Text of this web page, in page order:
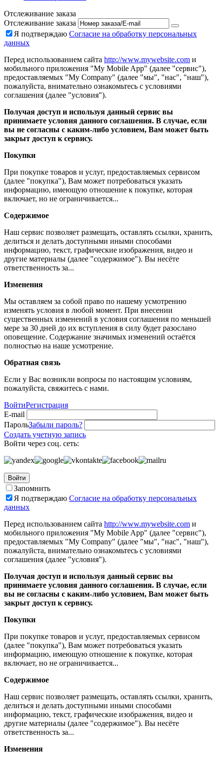
Отслеживание заказа
Отслеживание заказа
Я подтверждаю Согласие на обработку персональных
данных
Перед использованием сайта http://www.mywebsite.com и
мобильного приложения "My Mobile App" (далее "сервис"),
предоставляемых "My Company" (далее "мы", "нас", "наш"),
пожалуйста, внимательно ознакомьтесь с условиями
соглашения (далее "условия").
Получая доступ и используя данный сервис вы
принимаете условия данного соглашения. В случае, если
вы не согласны с каким-либо условием, Вам может быть
закрыт доступ к сервису.
Покупки
При покупке товаров и услуг, предоставляемых сервисом
(далее "покупка"), Вам может потребоваться указать
информацию, имеющую отношение к покупке, которая
включает, но не ограничивается...
Содержимое
Наш сервис позволяет размещать, оставлять ссылки, хранить,
делиться и делать доступными иными способами
информацию, текст, графические изображения, видео и
другие материалы (далее "содержимое"). Вы несёте
ответственность за...
Изменения
Мы оставляем за собой право по нашему усмотрению
изменять условия в любой момент. При внесении
существенных изменений в условия соглашения по меньшей
мере за 30 дней до их вступления в силу будет разослано
оповещение. Содержание значимых изменений остаётся
полностью на наше усмотрение.
Обратная связь
Если у Вас возникли вопросы по настоящим условиям,
пожалуйста, свяжитесь с нами.
ВойтиРегистрация
E-mail
ПарольЗабыли пароль?
Создать учетную запись
Войти через соц. сеть:
Войти
Запомнить
Я подтверждаю Согласие на обработку персональных
данных
Перед использованием сайта http://www.mywebsite.com и
мобильного приложения "My Mobile App" (далее "сервис"),
предоставляемых "My Company" (далее "мы", "нас", "наш"),
пожалуйста, внимательно ознакомьтесь с условиями
соглашения (далее "условия").
Получая доступ и используя данный сервис вы
принимаете условия данного соглашения. В случае, если
вы не согласны с каким-либо условием, Вам может быть
закрыт доступ к сервису.
Покупки
При покупке товаров и услуг, предоставляемых сервисом
(далее "покупка"), Вам может потребоваться указать
информацию, имеющую отношение к покупке, которая
включает, но не ограничивается...
Содержимое
Наш сервис позволяет размещать, оставлять ссылки, хранить,
делиться и делать доступными иными способами
информацию, текст, графические изображения, видео и
другие материалы (далее "содержимое"). Вы несёте
ответственность за...
Изменения